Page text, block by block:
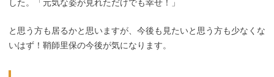
した。「元気な姿が見れただけでも幸せ！」
と思う方も居るかと思いますが、今後も見たいと思う方も少なくな
いはず！鞘師里保の今後が気になります。